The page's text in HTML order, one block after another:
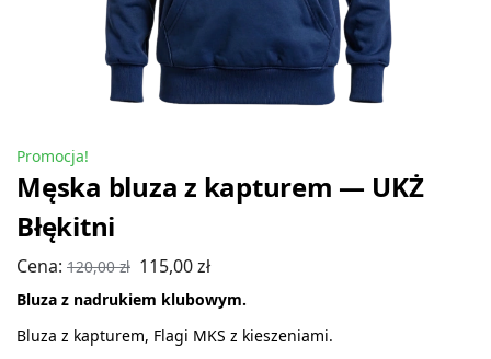
Promocja!
Męska bluza z kapturem — UKŻ
Błękitni
Cena: 120,00zł 115,00zł
Bluza z nadrukiem klubowym.
Bluza z kapturem, Flagi MKS z kieszeniami.